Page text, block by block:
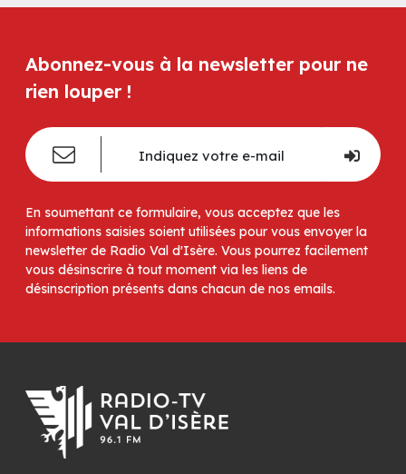
Abonnez-vous à la newsletter pour ne
rien louper !
En soumettant ce formulaire, vous acceptez que les
informations saisies soient utilisées pour vous envoyer la
newsletter de Radio Val d'Isère. Vous pourrez facilement
vous désinscrire à tout moment via les liens de
désinscription présents dans chacun de nos emails.